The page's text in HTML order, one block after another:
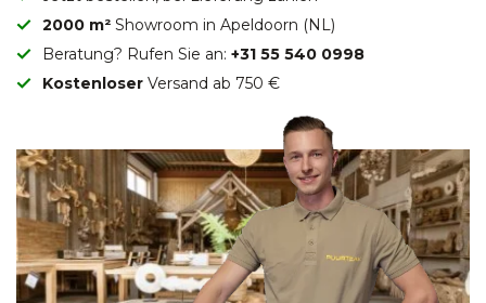
2000 m² Showroom in Apeldoorn (NL)
Beratung? Rufen Sie an: +31 55 540 0998
Kostenloser Versand ab 750 €